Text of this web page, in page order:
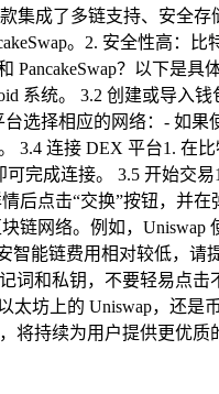
集成了多链支持、安全
。2. 安全性高：
？以下是
系统。 3.2 创建或导入
择相应的网络：- 如果
连接 DEX 平台1. 在
完成连接。 3.5 开始
点击“交换”按钮，并
网络。例如，Uniswap
智能链费用相对较低，
和私钥，不要轻易点
坊上的 Uniswap，还是
持续为用户提供更优